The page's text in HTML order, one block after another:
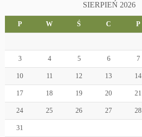
SIERPIEŃ 2026
P W Ś C P
3 4 5 6 7
10 11 12 13 14
17 18 19 20 21
24 25 26 27 28
31